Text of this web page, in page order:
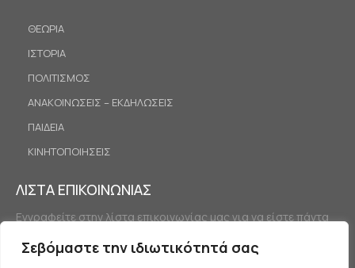
Σεβόμαστε την ιδιωτικότητά σας
ΘΕΩΡΙΑ
ΙΣΤΟΡΙΑ
ΠΟΛΙΤΙΣΜΟΣ
ΑΝΑΚΟΙΝΩΣΕΙΣ – ΕΚΔΗΛΩΣΕΙΣ
ΠΑΙΔΕΙΑ
ΚΙΝΗΤΟΠΟΙΗΣΕΙΣ
ΛΙΣΤΑ ΕΠΙΚΟΙΝΩΝΙΑΣ
Εγγραφείτε στην λίστα επικοινωνίας μας για να είστε πάντα